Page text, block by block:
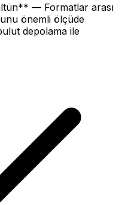
— Formatlar arası
önemli ölçüde
depolama ile